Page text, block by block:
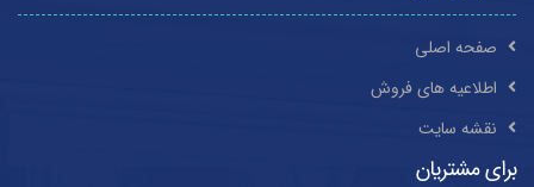
صفحه اصلی
اطلاعیه های فروش
نقشه سایت
برای مشتریان